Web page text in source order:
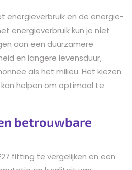
energieverbruik en de energie-
energieverbruik kun je niet
aan een duurzamere
en langere levensduur,
als het milieu. Het kiezen
helpen om optimaal te
betrouwbare
fitting te vergelijken en een